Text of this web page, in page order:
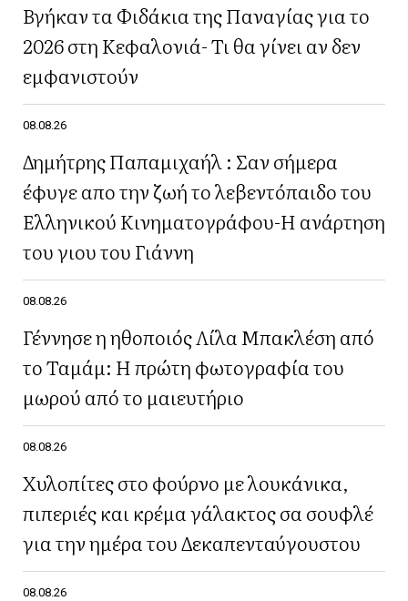
Βγήκαν τα Φιδάκια της Παναγίας για το
2026 στη Κεφαλονιά- Τι θα γίνει αν δεν
εμφανιστούν
08.08.26
Δημήτρης Παπαμιχαήλ : Σαν σήμερα
έφυγε απο την ζωή το λεβεντόπαιδο του
Ελληνικού Κινηματογράφου-Η ανάρτηση
του γιου του Γιάννη
08.08.26
Γέννησε η ηθοποιός Λίλα Μπακλέση από
το Ταμάμ: Η πρώτη φωτογραφία του
μωρού από το μαιευτήριο
08.08.26
Χυλοπίτες στο φούρνο με λουκάνικα,
πιπεριές και κρέμα γάλακτος σα σουφλέ
για την ημέρα του Δεκαπενταύγουστου
08.08.26